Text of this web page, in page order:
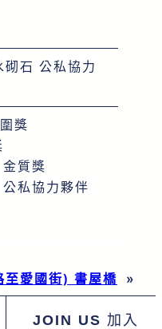
砌石 公私協力
獎
質獎
私協力夥伴
至愛國街) 書屋橋 »
JOIN US 加入